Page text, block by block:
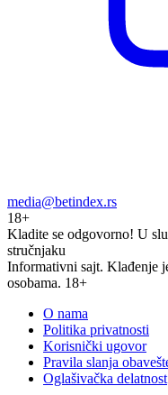
media@betindex.rs
18+
Kladite se odgovorno! U
stručnjaku
Informativni sajt. Klađenje
osobama. 18+
O nama
Politika privatnosti
Korisnički ugovor
Pravila slanja
Oglašivačka delatnost